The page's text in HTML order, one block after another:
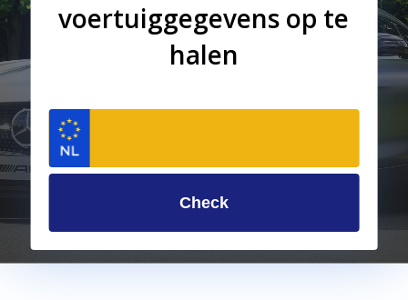
voertuiggegevens op te
halen
Check